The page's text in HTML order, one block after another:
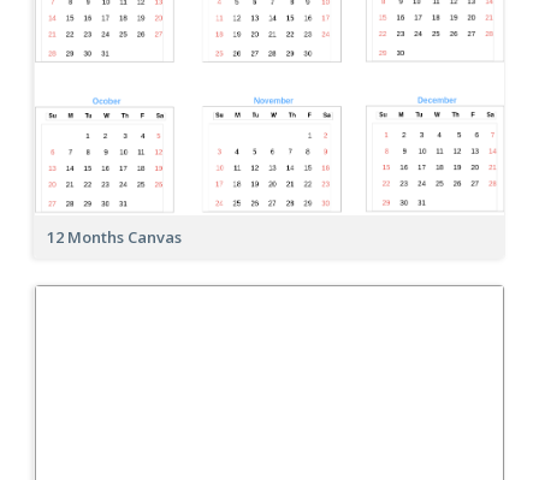
12 Months Canvas